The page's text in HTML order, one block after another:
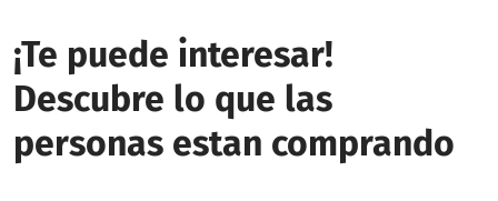
¡Te puede interesar!
Descubre lo que las
personas estan comprando